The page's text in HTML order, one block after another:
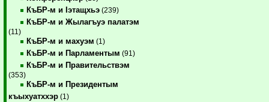
КъБР-м и Iэтащхьэ (239)
КъБР-м и Жылагъуэ палатэм
(11)
КъБР-м и махуэм (1)
КъБР-м и Парламентым (91)
КъБР-м и Правительствэм
(353)
КъБР-м и Президентым
къыхуатххэр (1)